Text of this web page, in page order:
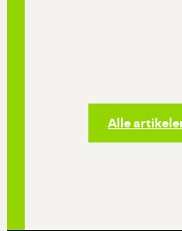
Alle